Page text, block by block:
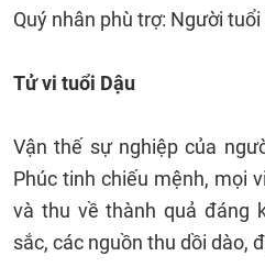
Quý nhân phù trợ: Người tuổi
Tử vi tuổi Dậu
Vận thế sự nghiệp của
Phúc tinh chiếu mệnh, mọi
và thu về thành quả đáng
sắc, các nguồn thu dồi dào,